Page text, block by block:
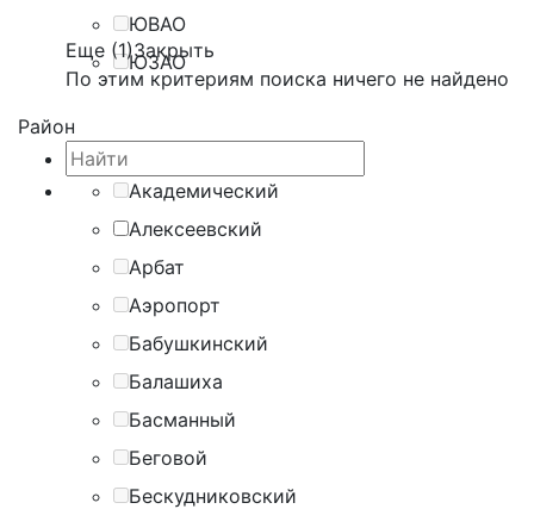
ЮВАО
ЮЗАО
Еще (1)Закрыть
По этим критериям поиска ничего не найдено
Район
Академический
Алексеевский
Арбат
Аэропорт
Бабушкинский
Балашиха
Басманный
Беговой
Бескудниковский